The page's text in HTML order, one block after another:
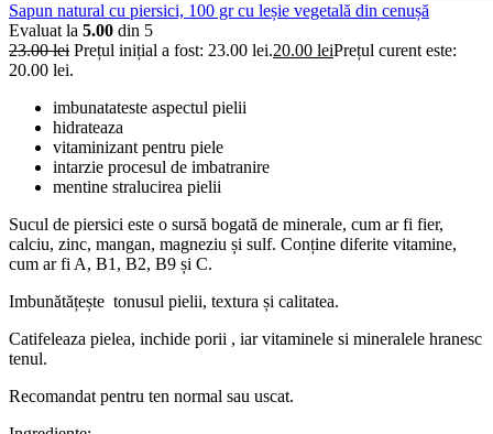
Sapun natural cu piersici, 100 gr cu leșie vegetală din cenușă
Evaluat la 5.00 din 5
23.00lei Prețul inițial a fost: 23.00 lei.20.00 leiPrețul curent este:
20.00 lei.
imbunatateste aspectul pielii
hidrateaza
vitaminizant pentru piele
intarzie procesul de imbatranire
mentine stralucirea pielii
Sucul de piersici este o sursă bogată de minerale, cum ar fi fier,
calciu, zinc, mangan, magneziu și sulf. Conține diferite vitamine,
cum ar fi A, B1, B2, B9 și C.
Imbunătățește tonusul pielii, textura și calitatea.
Catifeleaza pielea, inchide porii , iar vitaminele si mineralele hranesc
tenul.
Recomandat pentru ten normal sau uscat.